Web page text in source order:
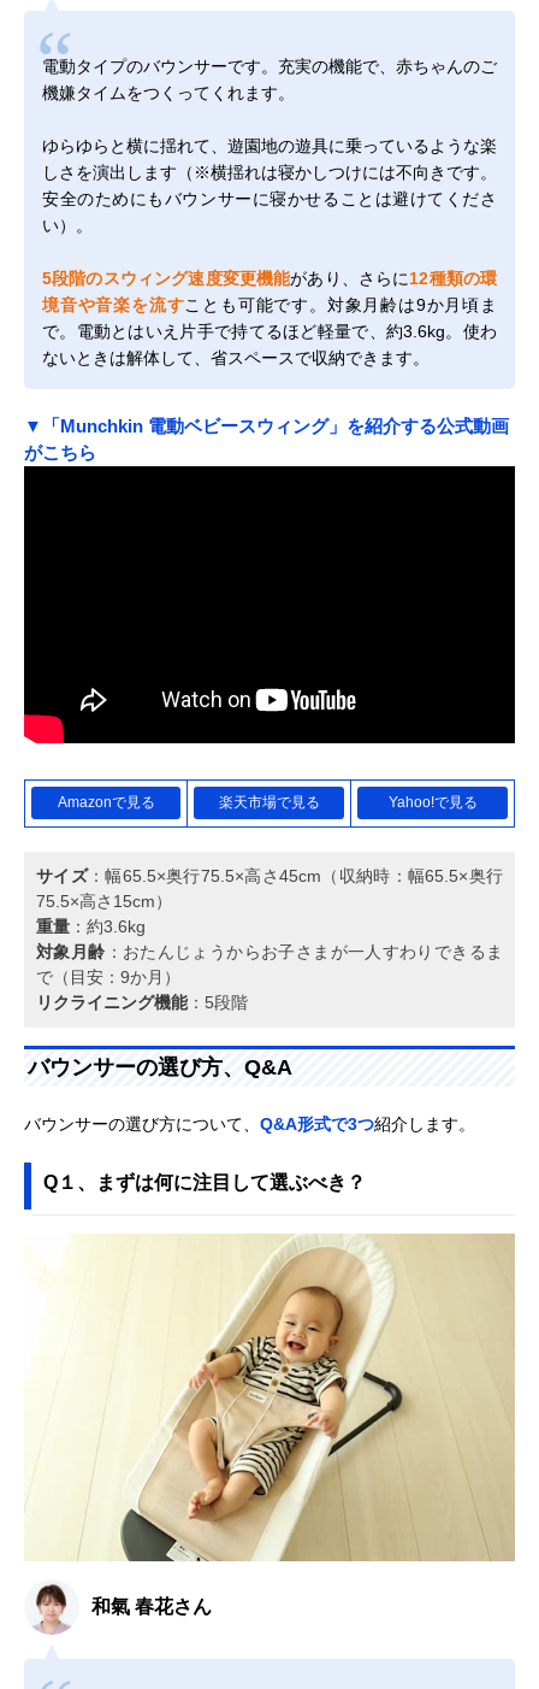
電動タイプのバウンサーです。充実の機能で、赤ちゃんのご
機嫌タイムをつくってくれます。
ゆらゆらと横に揺れて、遊園地の遊具に乗っているような楽
しさを演出します（※横揺れは寝かしつけには不向きです。
安全のためにもバウンサーに寝かせることは避けてくださ
い）。
5段階のスウィング速度変更機能があり、さらに12種類の環
境音や音楽を流すことも可能です。対象月齢は9か月頃ま
で。電動とはいえ片手で持てるほど軽量で、約3.6kg。使わ
ないときは解体して、省スペースで収納できます。
▼「Munchkin 電動ベビースウィング」を紹介する公式動画
がこちら
Amazonで見る 楽天市場で見る Yahoo!で見る
サイズ：幅65.5×奥行75.5×高さ45cm（収納時：幅65.5×奥行
75.5×高さ15cm）
重量 ：約3.6kg
対象月齢 ：おたんじょうからお子さまが一人すわりできるま
で（目安：9か月）
リクライニング機能：5段階
バウンサーの選び方、Q&A
バウンサーの選び方について、 Q&A形式で3つ紹介します。
Q１、まずは何に注目して選ぶべき？
和氣 春花さん